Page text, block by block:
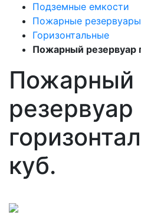
Подземные емкости
Пожарные резервуары
Горизонтальные
Пожарный резервуар
Пожарный
резервуар
куб.